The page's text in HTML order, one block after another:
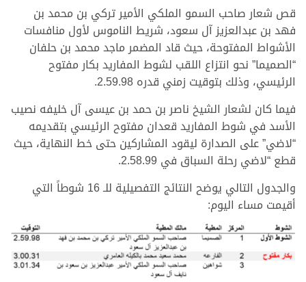
قص شعار صاحب السمو الملكي الأمير تركي بن محمد بن
فهد بن عبدالعزيز آل سعود، شريط الناموس لأول منافسات
الأشواط المفتوحة، حيث قاد المضمر ماجد محمد بن حلفان
“الصميما” نحو انتزاع اللقب لشوط المفاريد بكار مفتوح
الرئيسي، وذلك بتوقيت زمني قدره 2.59.98.
فيما كان لشعار الشيخ ناصر بن حمد بن عيسى آل خليفه نصيب
الأسد في شوط المفاريد قعدان مفتوح الرئيسي بتقديمه
“لاضي” على الصدارة ليقود المشاركين حتى خط النهاية، حيث
قطع “لاضي رحلة السباق في 2.58.99.
والجدول التالي يوضح النتائج التفصيلية للـ 16 شوطاً التي
أقيمت مساء اليوم: